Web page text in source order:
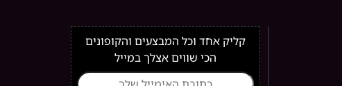
קליק אחד וכל המבצעים והקופונים
הכי שווים אצלך במייל